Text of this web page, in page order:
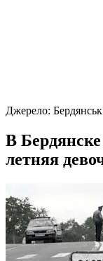
Джерело:
В
летняя